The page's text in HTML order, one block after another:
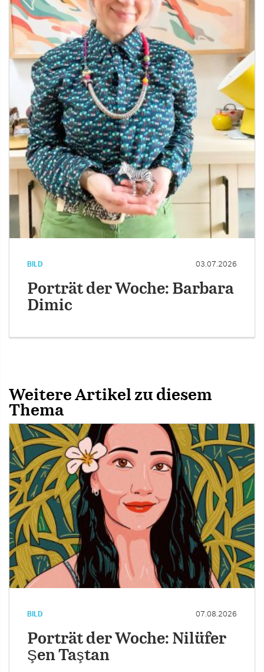
BILD 03.07.2026
Porträt der Woche: Barbara
Dimic
Weitere Artikel zu diesem
Thema
BILD 07.08.2026
Porträt der Woche: Nilüfer
Şen Taştan